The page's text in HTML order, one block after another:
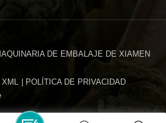
DE EMBALAJE DE XIAMEN
XML
POLÍTICA DE PRIVACIDAD